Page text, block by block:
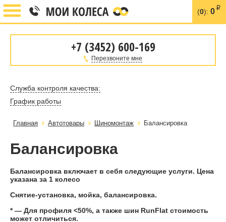
(0): 0 i
+7 (3452) 600-169
Перезвоните мне
Служба контроля качества:
График работы
Главная Автотовары Шиномонтаж Балансировка
Балансировка
Балансировка включает в себя следующие услуги. Цена
указана за 1 колесо
Снятие-установка, мойка, балансировка.
* — Для профиля <50%, а также шин RunFlat стоимость
может отличиться.